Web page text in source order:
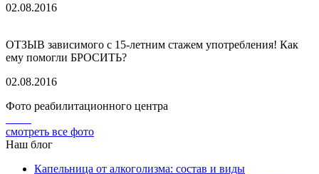
02.08.2016
ОТЗЫВ зависимого с 15-летним стажем употребления! Как
ему помогли БРОСИТЬ?
02.08.2016
Фото реабилитационного центра
смотреть все фото
Наш блог
Капельница от алкоголизма: состав и виды